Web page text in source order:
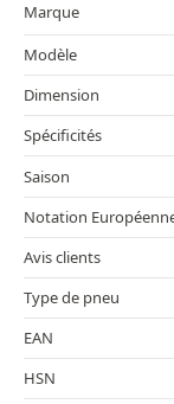
Marque
Modèle
Dimension
Spécificités
Saison
Notation
Avis clients
Type de pneu
EAN
HSN